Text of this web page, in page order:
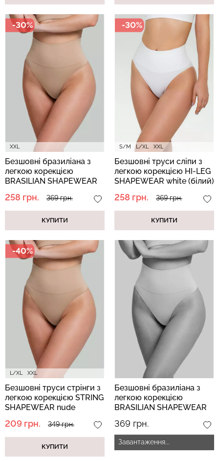
XXL
-30%
Безшовні бразиліана з
легкою корекцією
BRASILIAN SHAPEWEAR
258 грн. 369 грн.
КУПИТИ
S/M L/XL XXL
-30%
Безшовні труси сліпи з
легкою корекцією HI-LEG
SHAPEWEAR white (білий)
258 грн. 369 грн.
КУПИТИ
L/XL XXL
-40%
Безшовні труси стрінги з
легкою корекцією STRING
SHAPEWEAR nude
209 грн. 349 грн.
КУПИТИ
Безшовні бразиліана з
легкою корекцією
BRASILIAN SHAPEWEAR
369 грн.
Завантаження...